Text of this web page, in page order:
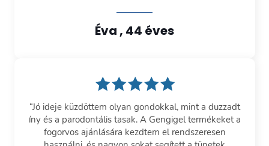
Éva , 44 éves
“Jó ideje küzdöttem olyan gondokkal, mint a duzzadt
íny és a parodontális tasak. A Gengigel termékeket a
fogorvos ajánlására kezdtem el rendszeresen